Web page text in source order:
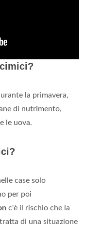
la primavera,
di nutrimento,
le uova.
case solo
per poi
c'è il rischio che la
di una situazione